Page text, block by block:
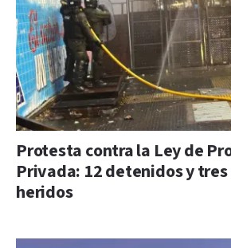
Protesta contra la Ley de
Privada: 12 detenidos y
heridos